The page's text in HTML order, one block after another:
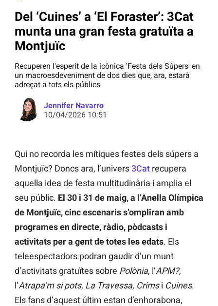
Del ‘Cuines’ a ‘El Foraster’: 3Cat
munta una gran festa gratuïta a
Montjuïc
Recuperen l'esperit de la icònica 'Festa dels Súpers' en
un macroesdeveniment de dos dies que, ara, estarà
adreçat a tots els públics
Jennifer Navarro
10/04/2026 10:51
Qui no recorda les mítiques festes dels súpers a
Montjuïc? Doncs ara, l’univers3Cat recupera
aquella idea de festa multitudinària i amplia el
seu públic. El 30 i 31 de maig, a l’Anella Olímpica
de Montjuïc, cinc escenaris s’ompliran amb
programes en directe, ràdio, pòdcasts i
activitats per a gent de totes les edats. Els
teleespectadors podran gaudir d’un munt
d’activitats gratuïtes sobre Polònia, l’APM?,
l’Atrapa’m si pots, La Travessa, Crimsi Cuines.
Els fans d’aquest últim estan d’enhorabona,